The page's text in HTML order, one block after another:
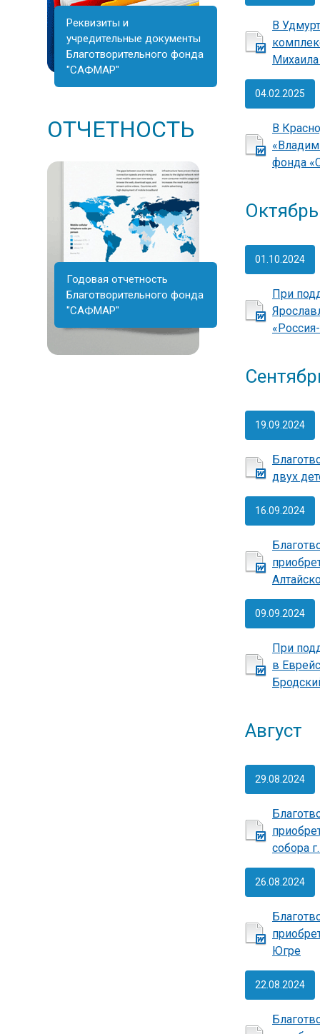
Реквизиты и
учредительные документы
Благотворительного фонда
"САФМАР"
ОТЧЕТНОСТЬ
Годовая отчетность
Благотворительного фонда
"САФМАР"
В
04.02.2025
В
фонда
Октябрь
01.10.2024
При
19.09.2024
двух
16.09.2024
09.09.2024
При
в
Август
29.08.2024
собора
26.08.2024
Югре
22.08.2024